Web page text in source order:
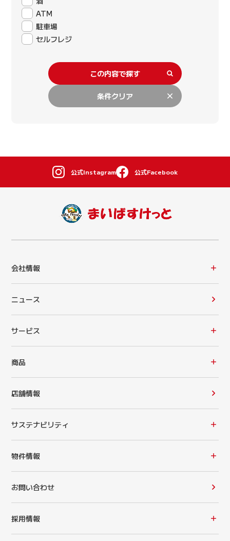
ATM
駐車場
セルフレジ
この内容で探す
条件クリア
公式Instagram 公式Facebook
会社情報
ニュース
サービス
商品
店舗情報
サステナビリティ
物件情報
お問い合わせ
採用情報